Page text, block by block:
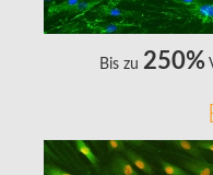
Bis zu 250%